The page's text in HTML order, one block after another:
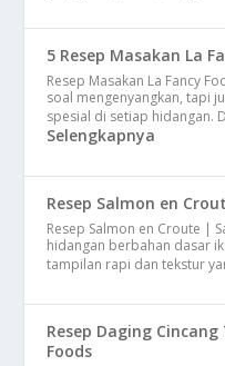
5 Resep Masakan La
Resep Masakan La Fancy
soal mengenyangkan, tapi
spesial di setiap hidangan.
Selengkapnya
Resep Salmon en
Resep Salmon en Croute |
hidangan berbahan dasar
tampilan rapi dan tekstur
Resep Daging
Foods